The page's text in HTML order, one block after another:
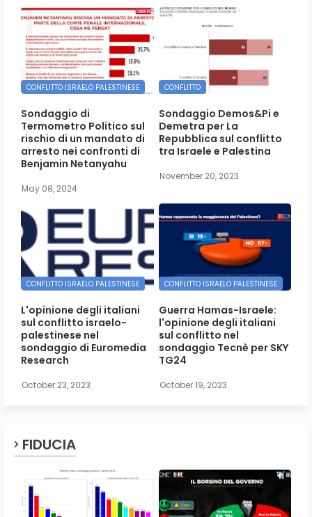
CONFLITTO ISRAELO PALESTINESE
Sondaggio di
Termometro Politico sul
rischio di un mandato di
arresto nei confronti di
Benjamin Netanyahu
May 08, 2024
CONFLITTO
Sondaggio Demos&Pi e
Demetra per La
Repubblica sul conflitto
tra Israele e Palestina
November 20, 2023
CONFLITTO ISRAELO PALESTINESE
L'opinione degli italiani
sul conflitto israelo-
palestinese nel
sondaggio di Euromedia
Research
October 23, 2023
CONFLITTO ISRAELO PALESTINESE
Guerra Hamas-Israele:
l'opinione degli italiani
sul conflitto nel
sondaggio Tecnè per SKY
TG24
October 19, 2023
FIDUCIA